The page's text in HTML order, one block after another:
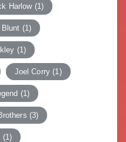
Harlow(1)
(1)
(1)
Joel Corry (1)
(1)
(3)
(1)